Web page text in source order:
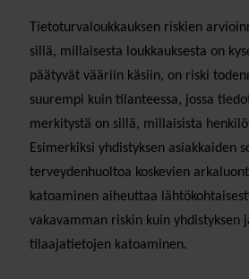
Tietoturvaloukkauksen riskien
sillä, millaisesta loukkauksesta on
päätyvät vääriin käsiin, on riski
suurempi kuin tilanteessa, jossa
merkitystä on sillä, millaisista
Esimerkiksi yhdistyksen asiakkaiden
terveydenhuoltoa koskevien
katoaminen aiheuttaa
vakavamman riskin kuin yhdistyksen
tilaajatietojen katoaminen.